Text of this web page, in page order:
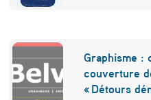
Graphisme :
couverture
« Détours